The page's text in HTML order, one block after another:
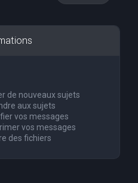
de nouveaux sujets
aux sujets
vos messages
vos messages
des fichiers